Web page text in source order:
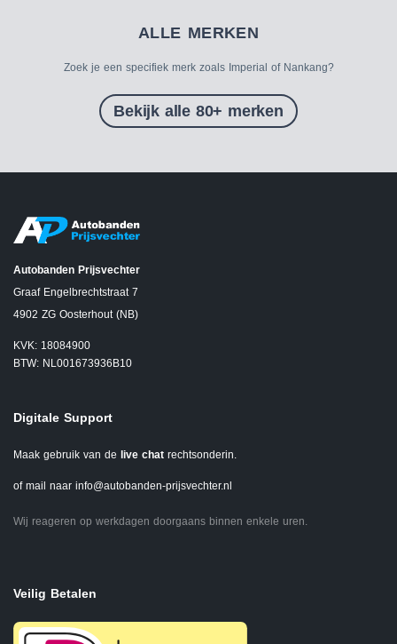
ALLE MERKEN
Zoek je een specifiek merk zoals Imperial of Nankang?
Bekijk alle 80+ merken
Autobanden Prijsvechter
Graaf Engelbrechtstraat 7
4902 ZG Oosterhout (NB)
KVK: 18084900
BTW: NL001673936B10
Digitale Support
Maak gebruik van de live chat rechtsonderin.
of mail naar info@autobanden-prijsvechter.nl
Wij reageren op werkdagen doorgaans binnen enkele uren.
Veilig Betalen